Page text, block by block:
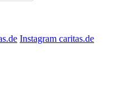
Instagram caritas.de